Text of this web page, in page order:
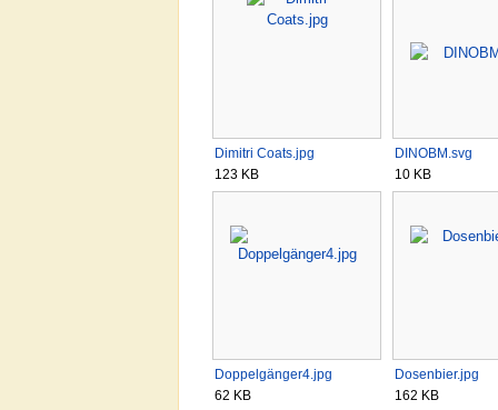
Dimitri Coats.jpg
123 KB
DINOBM.svg
10 KB
Doppelgänger4.jpg
62 KB
Dosenbier.jpg
162 KB